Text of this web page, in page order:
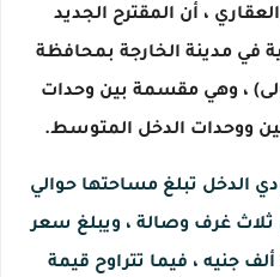
، أن المقترح الجديد
سكنية في مدينة الخارجة بمحافظة
، وهي مقسمة بين وحدات
ووحدات الدخل المتوسط.
الدخل تبلغ مساحتها حوالي
ثلاث غرف وصالة ، ويبلغ سعر
بيع الوحدة السكنية 328.5 ألف جنيه ، فيما تتراوح قيمة